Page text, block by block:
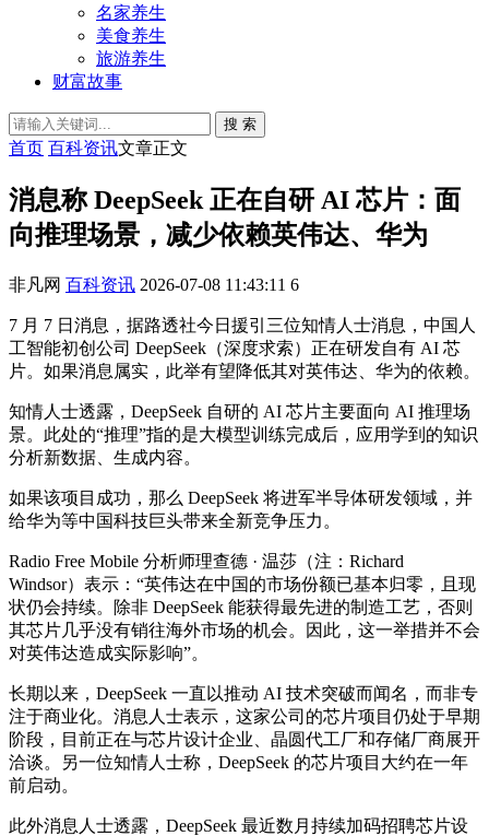
名家养生
美食养生
旅游养生
财富故事
搜 索
首页 百科资讯文章正文
消息称 DeepSeek 正在自研 AI 芯片：面
向推理场景，减少依赖英伟达、华为
非凡网 百科资讯 2026-07-08 11:43:11 6
7 月 7 日消息，据路透社今日援引三位知情人士消息，中国人
工智能初创公司 DeepSeek（深度求索）正在研发自有 AI 芯
片。如果消息属实，此举有望降低其对英伟达、华为的依赖。
知情人士透露，DeepSeek 自研的 AI 芯片主要面向 AI 推理场
景。此处的“推理”指的是大模型训练完成后，应用学到的知识
分析新数据、生成内容。
如果该项目成功，那么 DeepSeek 将进军半导体研发领域，并
给华为等中国科技巨头带来全新竞争压力。
Radio Free Mobile 分析师理查德 · 温莎（注：Richard
Windsor）表示：“英伟达在中国的市场份额已基本归零，且现
状仍会持续。除非 DeepSeek 能获得最先进的制造工艺，否则
其芯片几乎没有销往海外市场的机会。因此，这一举措并不会
对英伟达造成实际影响”。
长期以来，DeepSeek 一直以推动 AI 技术突破而闻名，而非专
注于商业化。消息人士表示，这家公司的芯片项目仍处于早期
阶段，目前正在与芯片设计企业、晶圆代工厂和存储厂商展开
洽谈。另一位知情人士称，DeepSeek 的芯片项目大约在一年
前启动。
此外消息人士透露，DeepSeek 最近数月持续加码招聘芯片设